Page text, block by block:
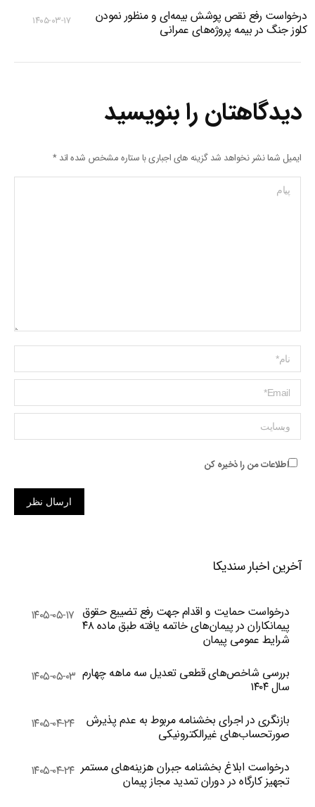
درخواست رفع نقص پوشش بیمه‌ای و منظور نمودن
کلوز جنگ در بیمه پروژه‌های عمرانی
۱۴۰۵-۰۳-۱۷
دیدگاهتان را بنویسید
ایمیل شما نشر نخواهد شد گزینه های اجباری با ستاره مشخص شده اند*
پیام
Name *
ایمیل *
وبسایت
اطلاعات من را ذخیره کن
ارسال نظر
آخرین اخبار سندیکا
درخواست حمایت و اقدام جهت رفع تضییع حقوق
پیمانکاران در پیمان‌های خاتمه یافته طبق ماده ۴۸
شرایط عمومی پیمان
۱۴۰۵-۰۵-۱۷
بررسی شاخص‌های قطعی تعدیل سه ماهه چهارم
سال ۱۴۰۴
۱۴۰۵-۰۵-۰۳
بازنگری در اجرای بخشنامه مربوط به عدم پذیرش
صورتحساب‌های غیرالکترونیکی
۱۴۰۵-۰۴-۲۴
درخواست ابلاغ بخشنامه جبران هزینه‌های مستمر
تجهیز کارگاه در دوران تمدید مجاز پیمان
۱۴۰۵-۰۴-۲۴